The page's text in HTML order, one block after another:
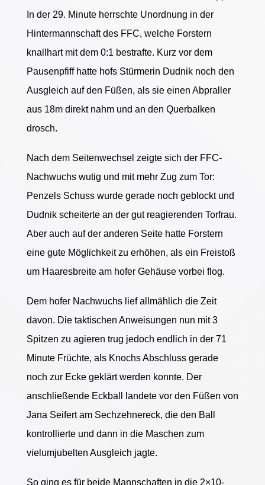
In der 29. Minute herrschte Unordnung in der
Hintermannschaft des FFC, welche Forstern
knallhart mit dem 0:1 bestrafte. Kurz vor dem
Pausenpfiff hatte hofs Stürmerin Dudnik noch den
Ausgleich auf den Füßen, als sie einen Abpraller
aus 18m direkt nahm und an den Querbalken
drosch.
Nach dem Seitenwechsel zeigte sich der FFC-
Nachwuchs wutig und mit mehr Zug zum Tor:
Penzels Schuss wurde gerade noch geblockt und
Dudnik scheiterte an der gut reagierenden Torfrau.
Aber auch auf der anderen Seite hatte Forstern
eine gute Möglichkeit zu erhöhen, als ein Freistoß
um Haaresbreite am hofer Gehäuse vorbei flog.
Dem hofer Nachwuchs lief allmählich die Zeit
davon. Die taktischen Anweisungen nun mit 3
Spitzen zu agieren trug jedoch endlich in der 71
Minute Früchte, als Knochs Abschluss gerade
noch zur Ecke geklärt werden konnte. Der
anschließende Eckball landete vor den Füßen von
Jana Seifert am Sechzehnereck, die den Ball
kontrollierte und dann in die Maschen zum
vielumjubelten Ausgleich jagte.
So ging es für beide Mannschaften in die 2×10-